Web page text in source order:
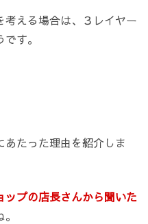
考える場合は、３レイヤー
す。
たった理由を紹介しま
ップの店長さんから聞いた